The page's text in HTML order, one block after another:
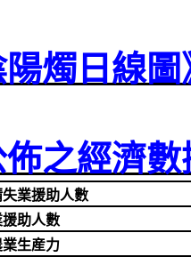
陽燭日線圖
佈之經濟
失業援助人數
助人數
生産力